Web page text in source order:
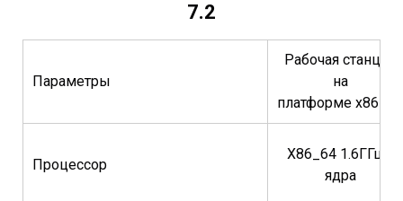
7.2
Параметры
Рабочая станция
на
платформе x86_64
Процессор
X86_64 1.6ГГц 2
ядра